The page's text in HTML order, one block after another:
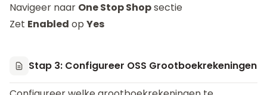
Navigeer naar One Stop Shopsectie
Zet Enabled op Yes
Stap 3: Configureer OSS Grootboekrekeningen